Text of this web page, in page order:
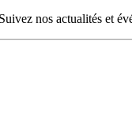
Suivez nos actualités et